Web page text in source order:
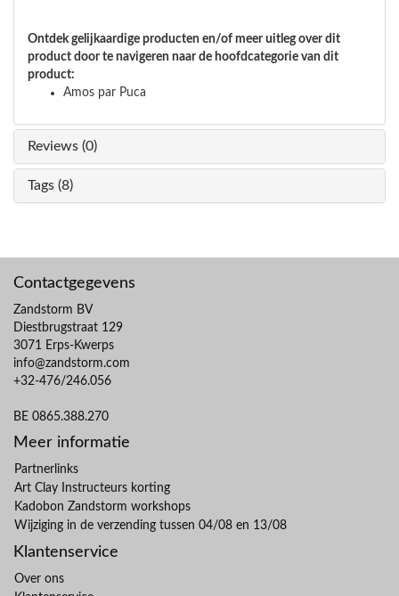
Ontdek gelijkaardige producten en/of meer uitleg over dit
product door te navigeren naar de hoofdcategorie van dit
product:
Amos par Puca
Reviews (0)
Tags (8)
Contactgegevens
Zandstorm BV
Diestbrugstraat 129
3071 Erps-Kwerps
info@zandstorm.com
+32-476/246.056
BE 0865.388.270
Meer informatie
Partnerlinks
Art Clay Instructeurs korting
Kadobon Zandstorm workshops
Wijziging in de verzending tussen 04/08 en 13/08
Klantenservice
Over ons